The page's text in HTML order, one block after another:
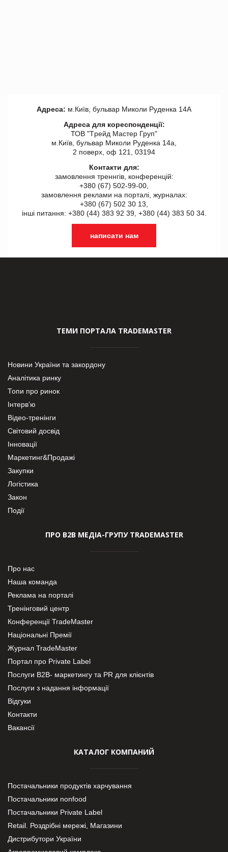
Адреса: м.Київ, бульвар Миколи Руденка 14А
Адреса для кореспонденції:
ТОВ "Tрейд Мастер Груп"
м.Київ, бульвар Миколи Руденка 14а,
2 поверх, оф 121, 03194
Контакти для:
замовлення треннгів, конференцій:
+380 (67) 502-99-00,
замовлення реклами на порталі, журналах:
+380 (67) 502 30 13,
інші питання: +380 (44) 383 92 39, +380 (44) 383 50 34.
написати нам
ТЕМИ ПОРТАЛА TRADEMASTER
Новини України та закордону
Аналітика ринку
Топи про ринок
Інтерв’ю
Відео-тренінги
Світовий досвід
Інновації
Маркетинг&Продажі
Закупки
Логістика
Закон
Події
ПРО В2В МЕДІА-ГРУПУ TRADEMASTER
Про нас
Наша команда
Реклама на порталі
Тренінговий центр
Конференції TradeMaster
Національні Премії
Журнал TradeMaster
Портал про Private Label
Послуги В2В- маркетингу та PR для клієнтів
Послуги з надання інформації
Відгуки
Контакти
Вакансії
КАТАЛОГ КОМПАНИЙ
Постачальники продуктів харчування
Постачальники nonfood
Постачальники Private Label
Retail. Роздрібні мережі, Магазини
Дистрибутори України